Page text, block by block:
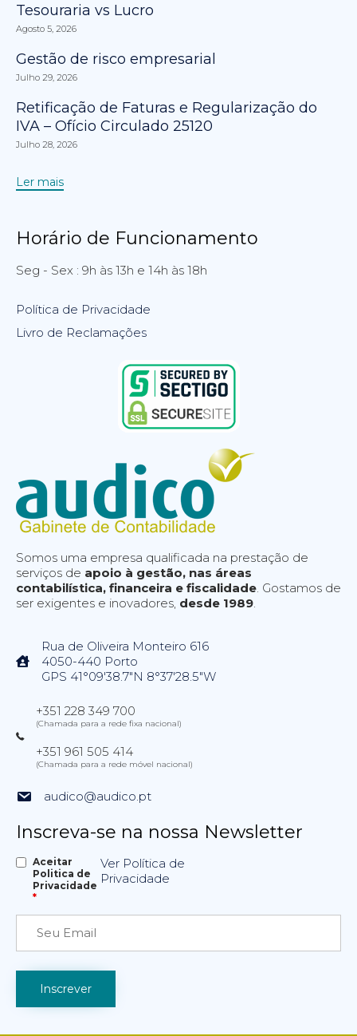
Tesouraria vs Lucro
Agosto 5, 2026
Gestão de risco empresarial
Julho 29, 2026
Retificação de Faturas e Regularização do
IVA – Ofício Circulado 25120
Julho 28, 2026
Ler mais
Horário de Funcionamento
Seg - Sex : 9h às 13h e 14h às 18h
Política de Privacidade
Livro de Reclamações
Somos uma empresa qualificada na prestação de
serviços de apoio à gestão, nas áreas
contabilística, financeira e fiscalidade. Gostamos de
ser exigentes e inovadores, desde 1989.
Rua de Oliveira Monteiro 616
4050-440 Porto
GPS 41°09'38.7"N 8°37'28.5"W
+351 228 349 700
(Chamada para a rede fixa nacional)
+351 961 505 414
(Chamada para a rede móvel nacional)
audico@audico.pt
Inscreva-se na nossa Newsletter
Aceitar
Politica de
Privacidade
*
Ver Política de
Privacidade